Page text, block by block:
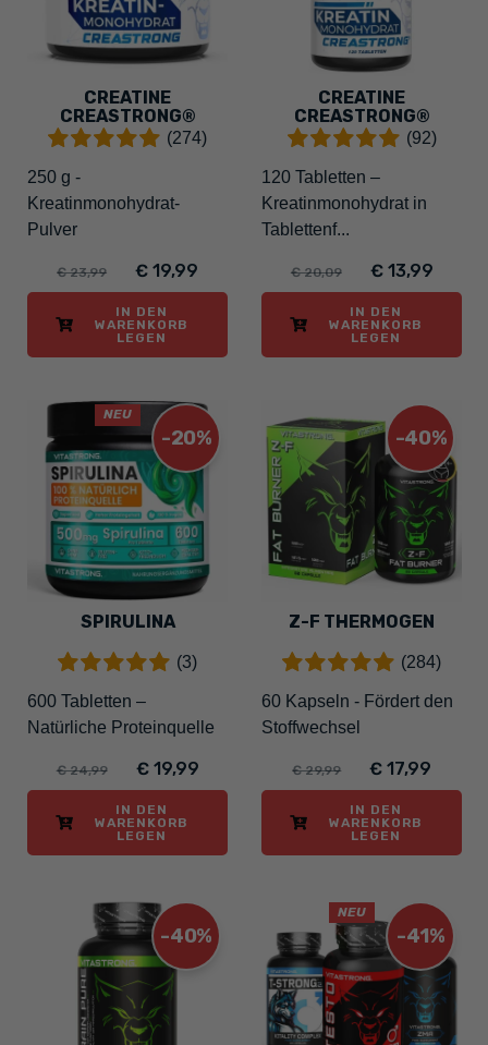
CREATINE
CREASTRONG®
(274)
250 g -
Kreatinmonohydrat-
Pulver
€ 23,99 € 19,99
IN DEN
WARENKORB
LEGEN
CREATINE
CREASTRONG®
(92)
120 Tabletten –
Kreatinmonohydrat in
Tablettenf...
€ 20,09 € 13,99
IN DEN
WARENKORB
LEGEN
-20%
NEU
SPIRULINA
(3)
600 Tabletten –
Natürliche Proteinquelle
€ 24,99 € 19,99
IN DEN
WARENKORB
LEGEN
-40%
Z-F THERMOGEN
(284)
60 Kapseln - Fördert den
Stoffwechsel
€ 29,99 € 17,99
IN DEN
WARENKORB
LEGEN
-40% -41%
NEU